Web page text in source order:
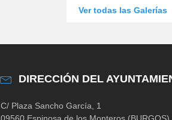
Ver todas las Galerías
DIRECCIÓN DEL
C/ Plaza Sancho García, 1